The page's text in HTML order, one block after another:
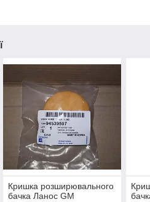
Кришка розширювального
бачка Ланос GM